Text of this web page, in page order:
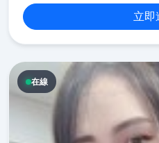
立即
在線